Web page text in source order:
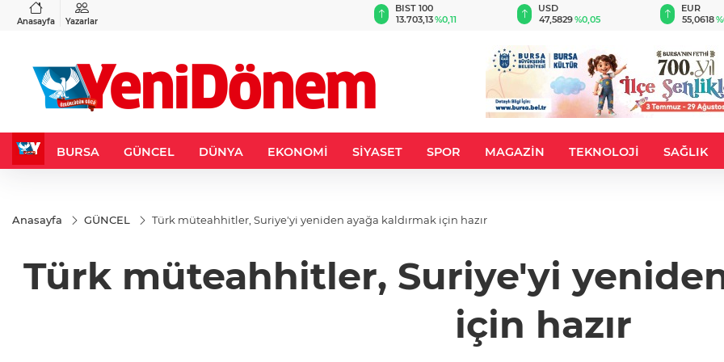
Anasayfa Yazarlar
%0,37
BIST 100
13.703,13%0,11
USD
47,5829%0,05
EUR
55,0618
BURSA GÜNCEL DÜNYA EKONOMİ SİYASET SPOR MAGAZİN TEKNOLOJİ SAĞLIK
Anasayfa GÜNCEL Türk müteahhitler, Suriye'yi yeniden ayağa kaldırmak için hazır
Türk müteahhitler, Suriye'yi
için hazır